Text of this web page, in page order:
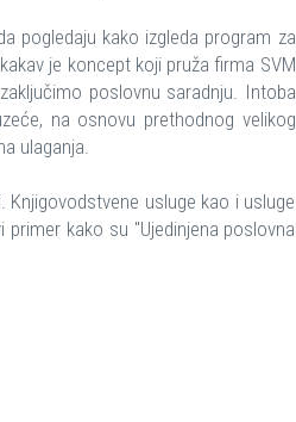
pogledaju kako izgleda program za
je koncept koji pruža firma SVM
poslovnu saradnju. Intoba
na osnovu prethodnog velikog
ulaganja.
usluge kao i usluge
kako su "Ujedinjena poslovna